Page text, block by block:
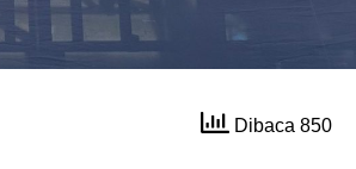
Dibaca 850